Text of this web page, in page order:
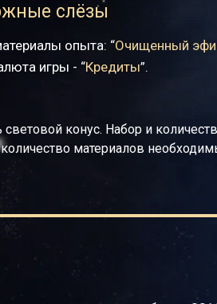
слёзы
опыта: “Очищенный
игры - “Кредиты”.
конус. Набор и
материалов